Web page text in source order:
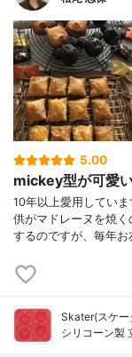
5.00
mickey型が可愛い
10年以上愛用してい
供がマドレーヌを焼
するのですが、毎年
Skater(スケー
シリコーン製